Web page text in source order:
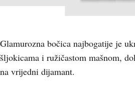
Glamurozna bočica najbogatije je
šljokicama i ružičastom mašnom,
na vrijedni dijamant.